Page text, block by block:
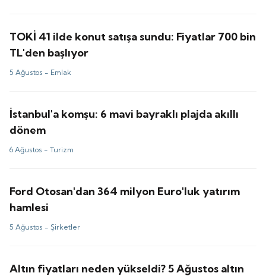
TOKİ 41 ilde konut satışa sundu: Fiyatlar 700 bin
TL'den başlıyor
5 Ağustos - Emlak
İstanbul'a komşu: 6 mavi bayraklı plajda akıllı
dönem
6 Ağustos -Turizm
Ford Otosan'dan 364 milyon Euro'luk yatırım
hamlesi
5 Ağustos - Şirketler
Altın fiyatları neden yükseldi? 5 Ağustos altın